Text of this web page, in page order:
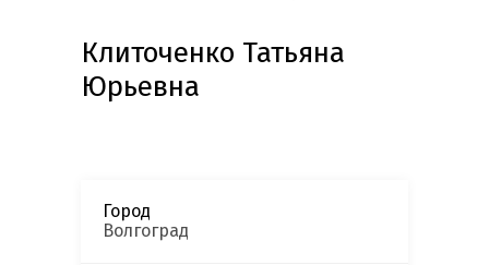
Клиточенко Татьяна
Юрьевна
Город
Волгоград